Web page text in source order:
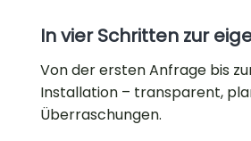
In vier Schritten zur
Von der ersten Anfrage bis
Installation – transparent,
Überraschungen.